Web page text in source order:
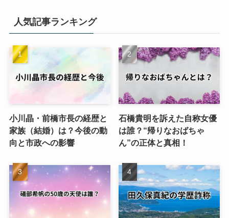
人気記事ランキング
小川晶・前橋市長の経歴と
家族（結婚）は？今後の動
向と市政への影響
石橋貴明を訴えた自称女優
は誰？“帰りなおばちゃ
ん”の正体と真相！